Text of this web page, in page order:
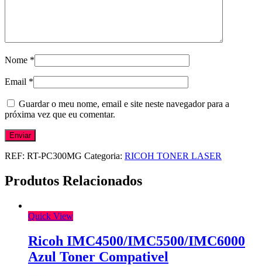
Nome *
Email *
Guardar o meu nome, email e site neste navegador para a
próxima vez que eu comentar.
REF: RT-PC300MG Categoria: RICOH TONER LASER
Produtos Relacionados
Quick View
Ricoh IMC4500/IMC5500/IMC6000
Azul Toner Compativel